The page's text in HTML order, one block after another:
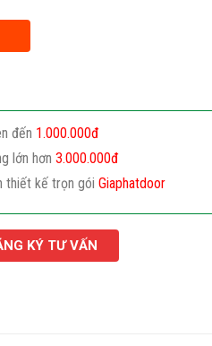
đến 1.000.000đ
lớn hơn 3.000.000đ
thiết kế trọn gói Giaphatdoor
KÝ TƯ VẤN